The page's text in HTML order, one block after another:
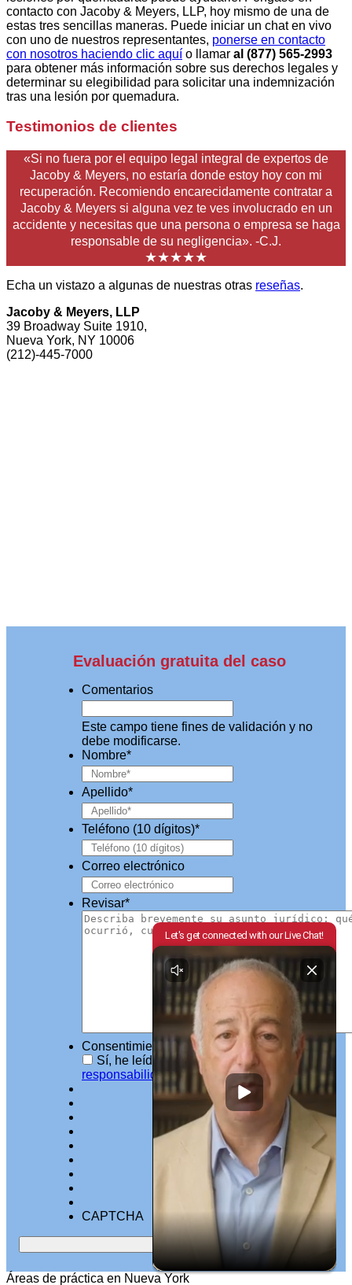
contacto con Jacoby & Meyers, LLP, hoy mismo de una de
estas tres sencillas maneras. Puede iniciar un chat en vivo
con uno de nuestros representantes, ponerse en contacto
con nosotros haciendo clic aquí o llamar al (877) 565-2993
para obtener más información sobre sus derechos legales y
determinar su elegibilidad para solicitar una indemnización
tras una lesión por quemadura.
Testimonios de clientes
«Si no fuera por el equipo legal integral de expertos de
Jacoby & Meyers, no estaría donde estoy hoy con mi
recuperación. Recomiendo encarecidamente contratar a
Jacoby & Meyers si alguna vez te ves involucrado en un
accidente y necesitas que una persona o empresa se haga
responsable de su negligencia». -C.J.
★★★★★
Echa un vistazo a algunas de nuestras otras reseñas.
Jacoby & Meyers, LLP
39 Broadway Suite 1910,
Nueva York, NY 10006
(212)-445-7000
Evaluación gratuita del caso
Comentarios
Este campo tiene fines de validación y no
debe modificarse.
Nombre*
Apellido*
Teléfono (10 dígitos)*
Correo electrónico
Revisar*
Consentimiento
Sí, he leído eldescargo
de
responsabilidad*.
CAPTCHA
Áreas de práctica en Nueva York